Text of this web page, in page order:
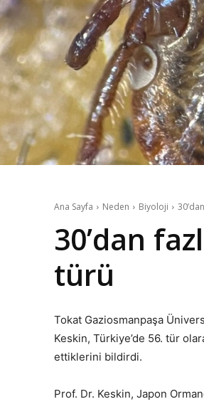
Ana Sayfa Neden Biyoloji
30’dan
türü
Tokat Gaziosmanpaşa
Keskin, Türkiye’de 56. tür
ettiklerini bildirdi.
Prof. Dr. Keskin, Japon